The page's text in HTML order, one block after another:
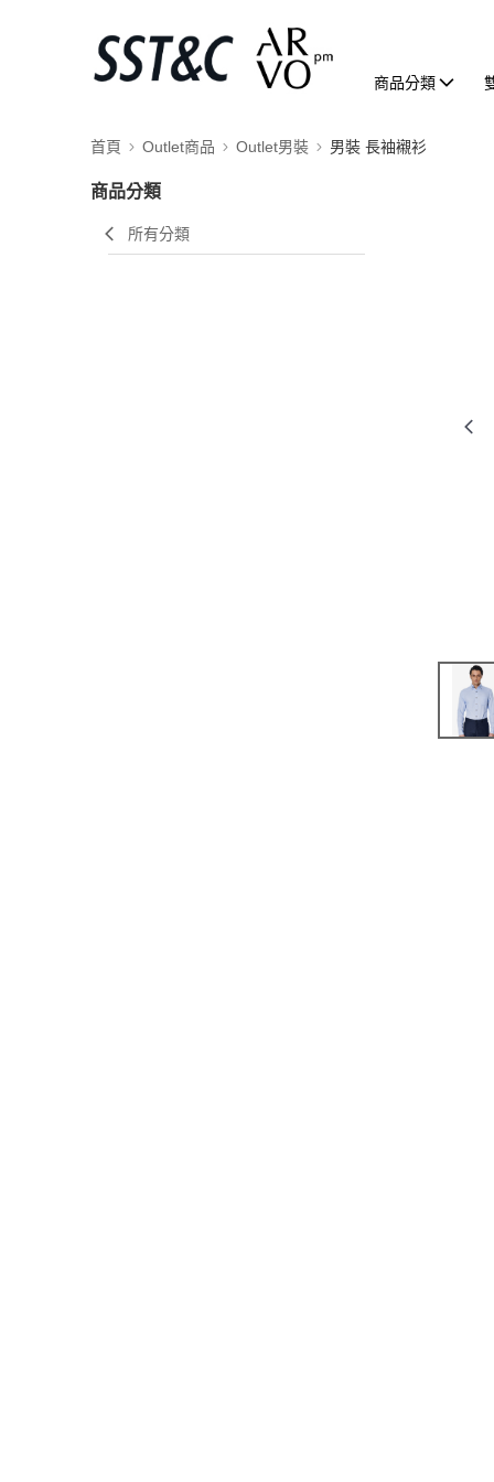
商品分類
首頁 Outlet商品 Outlet男裝 男裝 長袖襯衫
商品分類
所有分類